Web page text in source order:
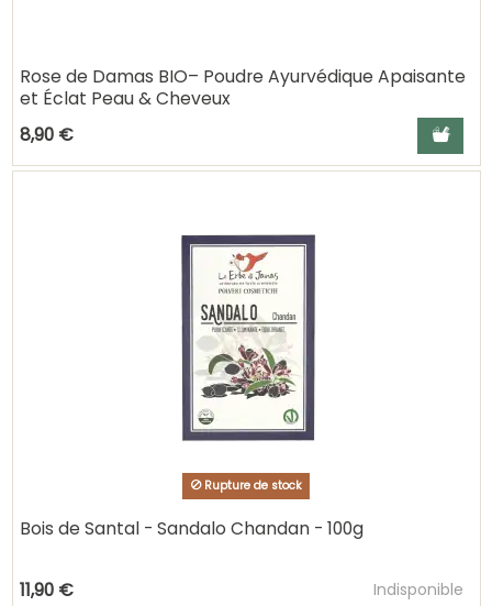
Rose de Damas BIO– Poudre Ayurvédique Apaisante
et Éclat Peau & Cheveux
8,90 €
Ajouter
Rupture de stock
Bois de Santal - Sandalo Chandan - 100g
11,90 € Indisponible
Ajouter au